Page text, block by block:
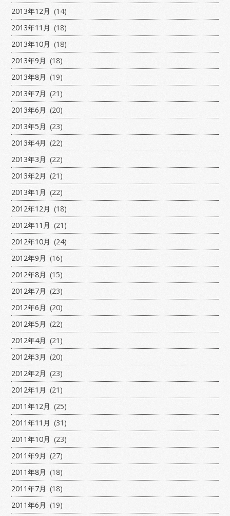
2013年12月 (14)
2013年11月 (18)
2013年10月 (18)
2013年9月 (18)
2013年8月 (19)
2013年7月 (21)
2013年6月 (20)
2013年5月 (23)
2013年4月 (22)
2013年3月 (22)
2013年2月 (21)
2013年1月 (22)
2012年12月 (18)
2012年11月 (21)
2012年10月 (24)
2012年9月 (16)
2012年8月 (15)
2012年7月 (23)
2012年6月 (20)
2012年5月 (22)
2012年4月 (21)
2012年3月 (20)
2012年2月 (23)
2012年1月 (21)
2011年12月 (25)
2011年11月 (31)
2011年10月 (23)
2011年9月 (27)
2011年8月 (18)
2011年7月 (18)
2011年6月 (19)